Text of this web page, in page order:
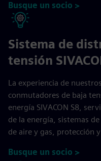
Busque un socio >
Sistema de
tensión
La experiencia de
conmutadores de baja
energía SIVACON S8,
de la energía, sistemas
de aire y gas, protección
Busque un socio >